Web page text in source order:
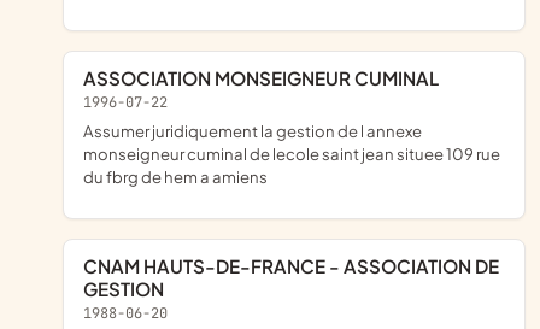
ASSOCIATION MONSEIGNEUR CUMINAL
1996-07-22
assumer juridiquement la gestion de l annexe
monseigneur cuminal de lecole saint jean situee 109 rue
du fbrg de hem a amiens
CNAM HAUTS-DE-FRANCE - ASSOCIATION DE
GESTION
1988-06-20